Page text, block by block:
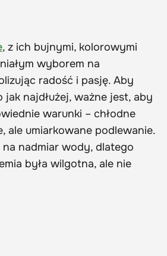
, z ich bujnymi, kolorowymi
wyborem na
radość i pasję. Aby
jak najdłużej, ważne jest, aby
warunki – chłodne
ale umiarkowane podlewanie.
na nadmiar wody, dlatego
była wilgotna, ale nie